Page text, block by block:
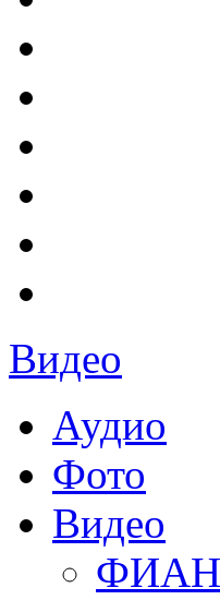
Видео
Аудио
Фото
Видео
ФИАН